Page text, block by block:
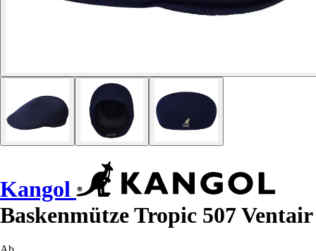
Kangol
Baskenmütze Tropic 507 Ventair